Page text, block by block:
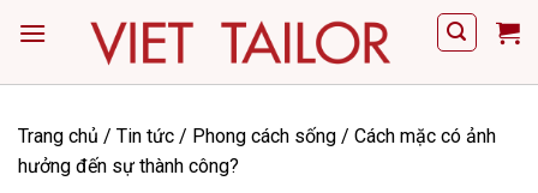
Trang chủ / Tin tức / Phong cách sống / Cách mặc có ảnh
hưởng đến sự thành công?